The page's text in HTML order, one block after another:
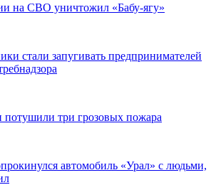
на СВО уничтожил «Бабу-ягу»
стали запугивать предпринимателей
потушили три грозовых пожара
автомобиль «Урал» с людьми,